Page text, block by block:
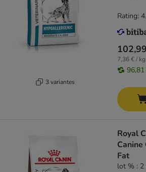
3 variantes
7,36 € / kg
Rating:
Royal
Fat
lot % : 2